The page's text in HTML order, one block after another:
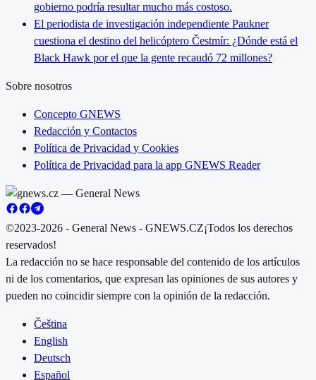
gobierno podría resultar mucho más costoso.
El periodista de investigación independiente Paukner
cuestiona el destino del helicóptero Čestmír: ¿Dónde está el
Black Hawk por el que la gente recaudó 72 millones?
Sobre nosotros
Concepto GNEWS
Redacción y Contactos
Política de Privacidad y Cookies
Política de Privacidad para la app GNEWS Reader
©2023-2026 - General News - GNEWS.CZ¡Todos los derechos
reservados!
La redacción no se hace responsable del contenido de los artículos
ni de los comentarios, que expresan las opiniones de sus autores y
pueden no coincidir siempre con la opinión de la redacción.
Čeština
English
Deutsch
Español